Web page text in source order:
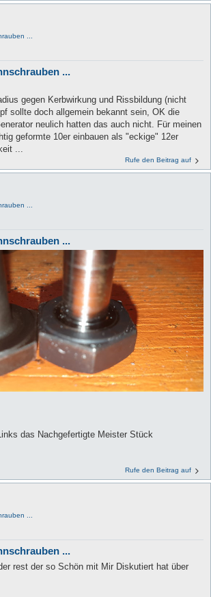
...
...
gegen Kerbwirkung und Rissbildung (nicht
sollte doch allgemein bekannt sein, OK die
neulich hatten das auch nicht. Für meinen
geformte 10er einbauen als "eckige" 12er
...
Rufe den Beitrag auf
...
...
das Nachgefertigte Meister Stück
Rufe den Beitrag auf
...
...
rest der so Schön mit Mir Diskutiert hat über